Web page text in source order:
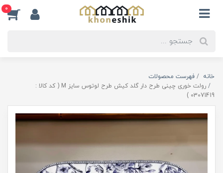
0
خانه
فهرست محصولات
رولت خوری چینی طرح دار گلد کیش طرح لوتوس سایز M ( کد کالا :
03071419 )